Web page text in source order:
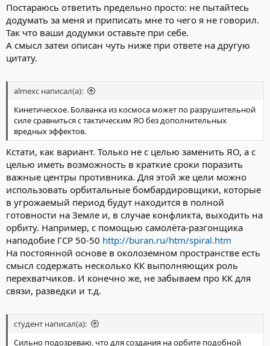
Постараюсь ответить предельно просто: не пытайтесь
додумать за меня и приписать мне то чего я не говорил.
Так что ваши додумки оставьте при себе.
А смысл затеи описан чуть ниже при ответе на другую
цитату.
almexc написал(а):
Кинетическое. Болванка из космоса может по разрушительной
силе сравниться с тактическим ЯО без дополнительных
вредных эффектов.
Кстати, как вариант. Только не с целью заменить ЯО, а с
целью иметь возможность в краткие сроки поразить
важные центры противника. Для этой же цели можно
использовать орбитальные бомбардировщики, которые
в угрожаемый период будут находится в полной
готовности на Земле и, в случае конфликта, выходить на
орбиту. Например, с помощью самолёта-разгонщика
наподобие ГСР 50-50 http://buran.ru/htm/spiral.htm
На постоянной основе в околоземном пространстве есть
смысл содержать несколько КК выполняющих роль
перехватчиков. И конечно же, не забываем про КК для
связи, разведки и т.д.
студент написал(а):
Сильно подозреваю, что для создания на орбите подобной